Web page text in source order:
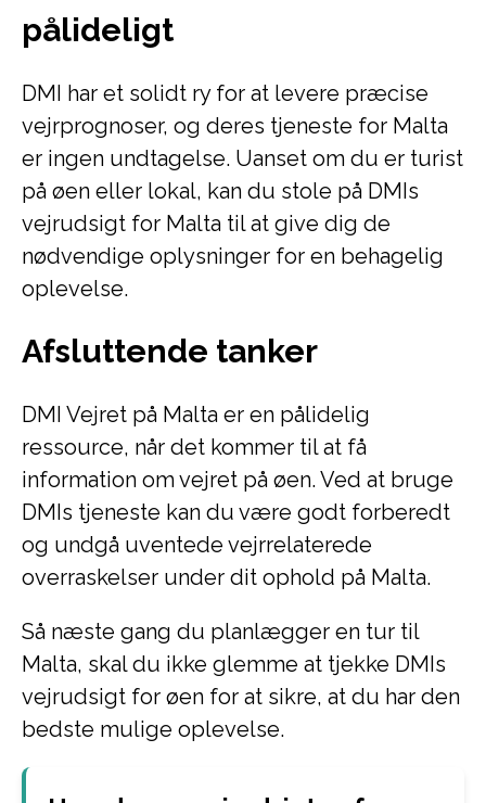
pålideligt
DMI har et solidt ry for at levere præcise
vejrprognoser, og deres tjeneste for Malta
er ingen undtagelse. Uanset om du er turist
på øen eller lokal, kan du stole på DMIs
vejrudsigt for Malta til at give dig de
nødvendige oplysninger for en behagelig
oplevelse.
Afsluttende tanker
DMI Vejret på Malta er en pålidelig
ressource, når det kommer til at få
information om vejret på øen. Ved at bruge
DMIs tjeneste kan du være godt forberedt
og undgå uventede vejrrelaterede
overraskelser under dit ophold på Malta.
Så næste gang du planlægger en tur til
Malta, skal du ikke glemme at tjekke DMIs
vejrudsigt for øen for at sikre, at du har den
bedste mulige oplevelse.